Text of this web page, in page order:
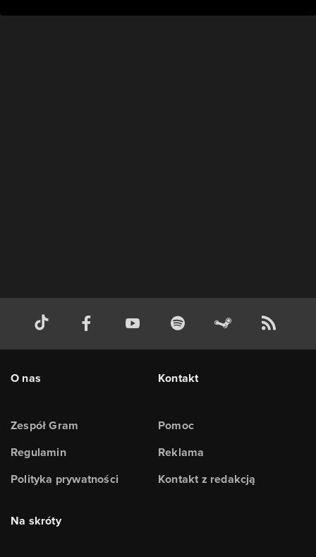
O nas
Zespół Gram
Regulamin
Polityka prywatności
Kontakt
Pomoc
Reklama
Kontakt z redakcją
Na skróty